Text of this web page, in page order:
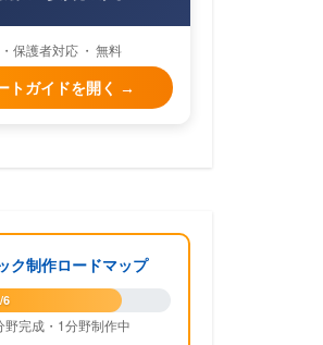
保護者対応 ・ 無料
トガイドを開く →
ク制作ロードマップ
6
野完成・1分野制作中